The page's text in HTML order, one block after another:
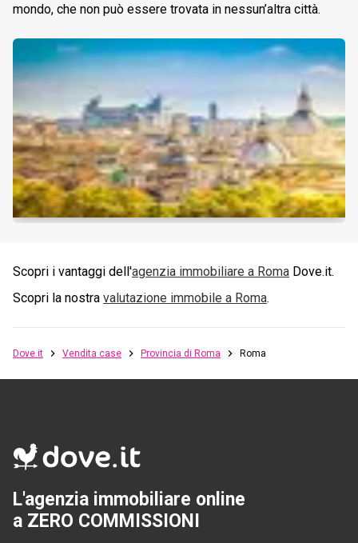
mondo, che non può essere trovata in nessun’altra città.
Scopri i vantaggi dell'agenzia immobiliare a Roma Dove.it.
Scopri la nostra valutazione immobile a Roma.
Dove.it Vendita case Provincia di Roma Roma
L'agenzia immobiliare online
a ZERO COMMISSIONI